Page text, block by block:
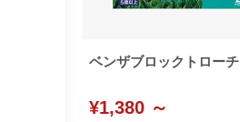
ベンザブロックトローチ
¥1,380 ～